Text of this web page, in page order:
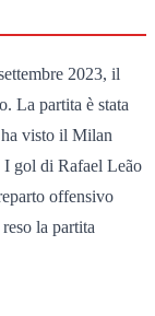
2023, il
La partita è stata
ha visto il Milan
gol di Rafael Leão
offensivo
la partita